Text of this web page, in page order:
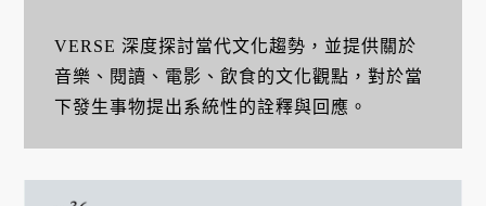
VERSE 深度探討當代文化趨勢，並提供關於
音樂、閱讀、電影、飲食的文化觀點，對於當
下發生事物提出系統性的詮釋與回應。